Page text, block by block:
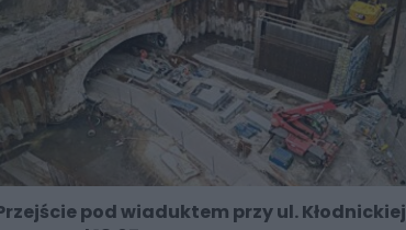
pod wiaduktem przy ul. Kłodnickiej